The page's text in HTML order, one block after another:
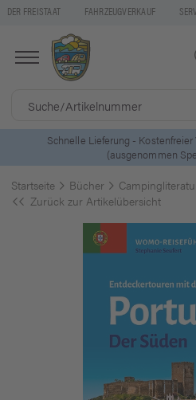
DER FREISTAAT FAHRZEUGVERKAUF
5 Euro Gutschein* bei
Startseite Bücher
Zurück zur Artikelübersicht